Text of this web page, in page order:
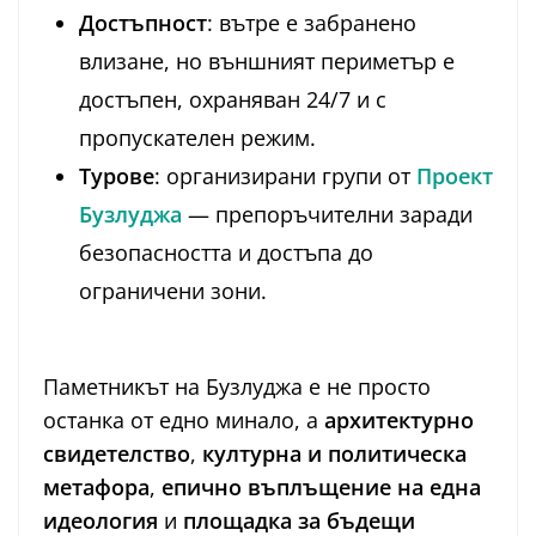
Достъпност: вътре е забранено
влизане, но външният периметър е
достъпен, охраняван 24/7 и с
пропускателен режим.
Турове: организирани групи от Проект
Бузлуджа — препоръчителни заради
безопасността и достъпа до
ограничени зони.
Паметникът на Бузлуджа е не просто
останка от едно минало, а архитектурно
свидетелство, културна и политическа
метафора, епично въплъщение на една
идеология и площадка за бъдещи